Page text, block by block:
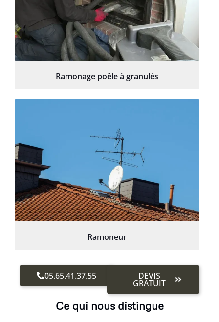
Ramonage poêle à granulés
Ramoneur
05.65.41.37.55 DEVIS
GRATUIT
Ce qui nous distingue